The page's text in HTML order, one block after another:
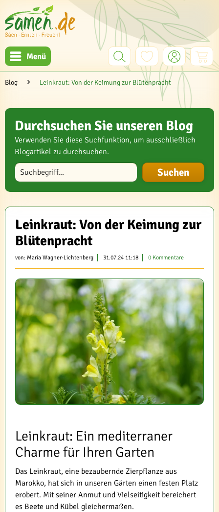
Menü
Blog Leinkraut: Von der Keimung zur Blütenpracht
Durchsuchen Sie unseren Blog
Verwenden Sie diese Suchfunktion, um ausschließlich
Blogartikel zu durchsuchen.
Blog durchsuchen
Leinkraut: Von der Keimung zur
Blütenpracht
von: Maria Wagner-Lichtenberg 31.07.24 11:18 0 Kommentare
Leinkraut: Ein mediterraner
Charme für Ihren Garten
Das Leinkraut, eine bezaubernde Zierpflanze aus
Marokko, hat sich in unseren Gärten einen festen Platz
erobert. Mit seiner Anmut und Vielseitigkeit bereichert
es Beete und Kübel gleichermaßen.